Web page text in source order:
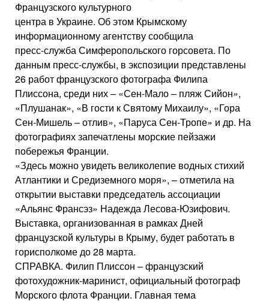
Французского культурного
центра в Украине. Об этом Крымскому
информационному агентству сообщила
пресс-служба Симферопольского горсовета. По
данным пресс-службы, в экспозиции представлены
26 работ французского фотографа Филипа
Плиссона, среди них – «Сен-Мало – пляж Сийон»,
«Плушанак», «В гости к Святому Михаилу», «Гора
Сен-Мишель – отлив», «Паруса Сен-Тропе» и др. На
фотографиях запечатлены морские пейзажи
побережья Франции.
«Здесь можно увидеть великолепие водных стихий
Атлантики и Средиземного моря», – отметила на
открытии выставки председатель ассоциации
«Альянс Франсэз» Надежда Лесова-Юзифович.
Выставка, организованная в рамках Дней
французской культуры в Крыму, будет работать в
горисполкоме до 28 марта.
СПРАВКА. Филип Плиссон – французский
фотохудожник-маринист, официальный фотограф
Морского флота Франции. Главная тема